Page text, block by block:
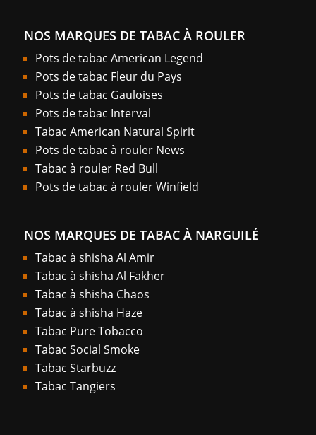
NOS MARQUES DE TABAC À ROULER
Pots de tabac American Legend
Pots de tabac Fleur du Pays
Pots de tabac Gauloises
Pots de tabac Interval
Tabac American Natural Spirit
Pots de tabac à rouler News
Tabac à rouler Red Bull
Pots de tabac à rouler Winfield
NOS MARQUES DE TABAC À NARGUILÉ
Tabac à shisha Al Amir
Tabac à shisha Al Fakher
Tabac à shisha Chaos
Tabac à shisha Haze
Tabac Pure Tobacco
Tabac Social Smoke
Tabac Starbuzz
Tabac Tangiers